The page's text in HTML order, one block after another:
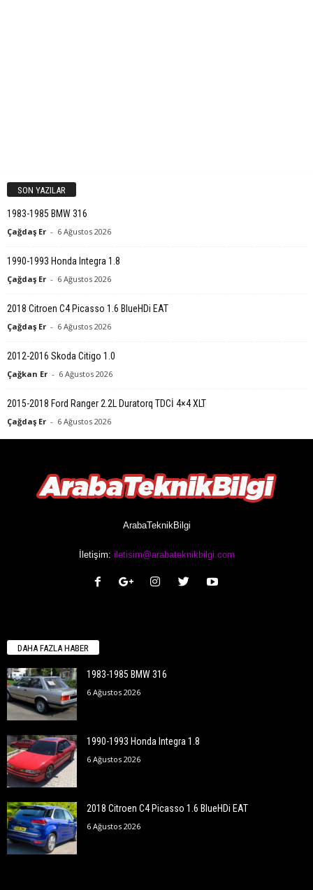
SON YAZILAR
1983-1985 BMW 316
Çağdaş Er - 6 Ağustos 2026
1990-1993 Honda Integra 1.8
Çağdaş Er - 6 Ağustos 2026
2018 Citroen C4 Picasso 1.6 BlueHDi EAT
Çağdaş Er - 6 Ağustos 2026
2012-2016 Skoda Citigo 1.0
Çağkan Er - 6 Ağustos 2026
2015-2018 Ford Ranger 2.2L Duratorq TDCİ 4×4 XLT
Çağdaş Er - 6 Ağustos 2026
ArabaTeknikBilgi
İletişim: iletisim@arabateknikbilgi.com
DAHA FAZLA HABER
1983-1985 BMW 316
6 Ağustos 2026
1990-1993 Honda Integra 1.8
6 Ağustos 2026
2018 Citroen C4 Picasso 1.6 BlueHDi EAT
6 Ağustos 2026